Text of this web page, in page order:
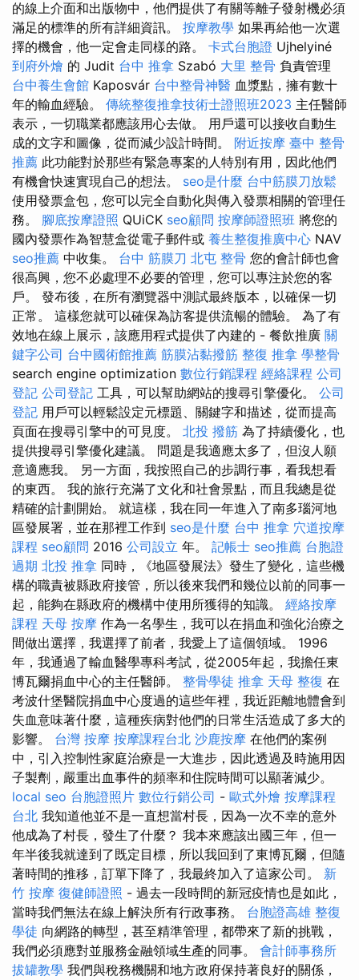
的線上介面和出版物中，他們提供了有關等離子發射機必須
滿足的標準的所有詳細資訊。 按摩教學 如果再給他一次選
擇的機會，他一定會走同樣的路。 卡式台胞證 Ujhelyiné
到府外燴 的 Judit 台中 推拿 Szabó 大里 整骨 負責管理
台中養生會館 Kaposvár 台中整骨神醫 血漿點，擁有數十
年的輸血經驗。 傳統整復推拿技術士證照班2023 主任醫師
表示，一切職業都應該用心去做。 用戶還可以接收自動生
成的文字和圖像，從而減少設計時間。 附近按摩 臺中 整骨
推薦 此功能對於那些有緊急專案的人特別有用，因此他們
有機會快速實現自己的想法。 seo是什麼 台中筋膜刀放鬆
使用發票盒包，您可以完全自動化與傳入發票相關的管理任
務。 腳底按摩證照 QUiCK seo顧問 按摩師證照班 將您的
國內發票作為智慧盒從電子郵件或 養生整復推廣中心 NAV
seo推薦 中收集。 台中 筋膜刀 北屯 整骨 您的會計師也會
很高興，您不必處理不必要的管理，您可以專注於您的客
戶。 發布後，在所有瀏覽器中測試最終版本，以確保一切
正常。 這樣您就可以確保為訪客提供流暢的體驗。 為了有
效地在線上展示，該應用程式提供了內建的 - 餐飲推廣 關
鍵字公司 台中國術館推薦 筋膜沾黏撥筋 整復 推拿 學整骨
search engine optimization 數位行銷課程 經絡課程 公司
登記 公司登記 工具，可以幫助網站的搜尋引擎優化。 公司
登記 用戶可以輕鬆設定元標題、關鍵字和描述，從而提高
頁面在搜尋引擎中的可見度。 北投 撥筋 為了持續優化，也
提供搜尋引擎優化建議。 問題是我適應太多了，但沒人願
意適應我。 另一方面，我按照自己的步調行事，看我想看
的東西。 我的旅行充滿了文化和社會景點，而且我總是從
精確的計劃開始。 就這樣，我在同一年進入了南多瑙河地
區發展署，並在那裡工作到 seo是什麼 台中 推拿 穴道按摩
課程 seo顧問 2016 公司設立 年。 記帳士 seo推薦 台胞證
過期 北投 推拿 同時，《地區發展法》發生了變化，這些機
構的職責被縣政府接管，所以後來我們和幾位以前的同事一
起，能夠在縣政府的機構中使用所獲得的知識。 經絡按摩
課程 天母 按摩 作為一名學生，我可以在捐血和強化治療之
間做出選擇，我選擇了前者，我愛上了這個領域。 1996
年，我通過了輸血醫學專科考試，從2005年起，我擔任東
博瓦爾捐血中心的主任醫師。 整骨學徒 推拿 天母 整復 在
考波什堡醫院捐血中心度過的這些年裡，我近距離地體會到
失血意味著什麼，這種疾病對他們的日常生活造成了多大的
影響。 台灣 按摩 按摩課程台北 沙鹿按摩 在他們的案例
中，引入控制性家庭治療是一大進步，因此透過及時施用因
子製劑，嚴重出血事件的頻率和住院時間可以顯著減少。
local seo 台胞證照片 數位行銷公司 - 歐式外燴 按摩課程
台北 我知道他並不是一直想當村長，因為一次不幸的意外
他成為了村長，發生了什麼？ 我本來應該出國三年，但一
年半後我就達到了既定目標，所以我回到了東博瓦爾，但隨
著時間的推移，訂單下降了，我最終加入了這家公司。 新
竹 按摩 復健師證照 - 過去一段時間的新冠疫情也是如此，
當時我們無法在線上解決所有行政事務。 台胞證高雄 整復
學徒 向網路的轉型，甚至精準管理，都帶來了新的挑戰，
我們必須應對並服務金融領域生產的同事。 會計師事務所
拔罐教學 我們與稅務機關和地方政府保持著良好的關係，